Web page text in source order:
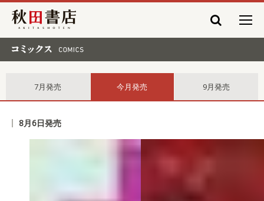
秋田書店
7月発売 今月発売 9月発売
8月6日発売